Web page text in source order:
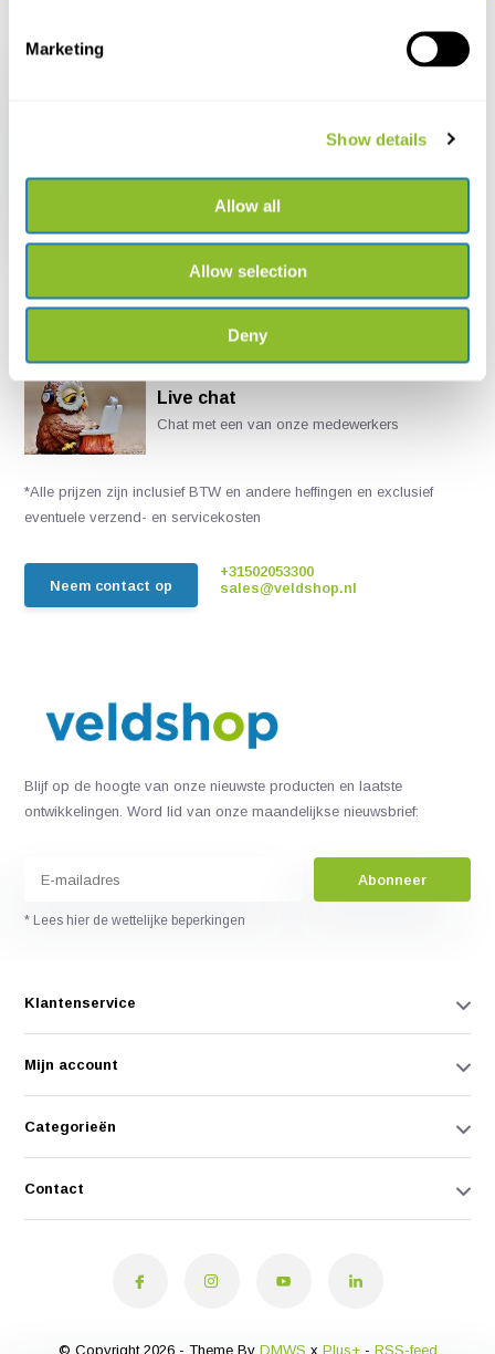
Marketing
Show details
Allow all
Allow selection
Deny
Recent bekeken
Eyebrights (Euphrasia)
€ 27,35
Live chat
Chat met een van onze medewerkers
*Alle prijzen zijn inclusief BTW en andere heffingen en exclusief
eventuele verzend- en servicekosten
Neem contact op
+31502053300
sales@veldshop.nl
Blijf op de hoogte van onze nieuwste producten en laatste
ontwikkelingen. Word lid van onze maandelijkse nieuwsbrief:
Abonneer
* Lees hier de wettelijke beperkingen
Klantenservice
Mijn account
Categorieën
Contact
© Copyright 2026 - Theme By DMWS x Plus+- RSS-feed